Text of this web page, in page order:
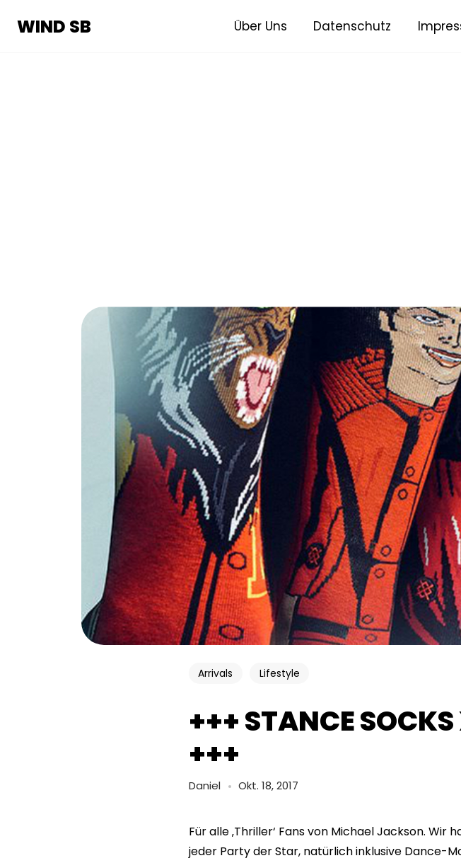
WIND SB
WIND SB Über Uns Datenschutz
Arrivals Lifestyle
+++ STANCE
+++
Daniel Okt. 18, 2017
Für alle ‚Thriller‘ Fans von Michael Jackson.
jeder Party der Star, natürlich inklusive Dance-